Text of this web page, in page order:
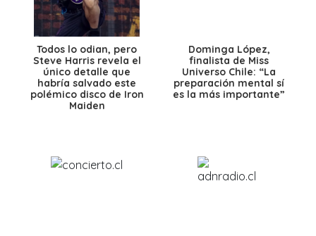
Todos lo odian, pero
Steve Harris revela el
único detalle que
habría salvado este
polémico disco de Iron
Maiden
Dominga López,
finalista de Miss
Universo Chile: “La
preparación mental sí
es la más importante”